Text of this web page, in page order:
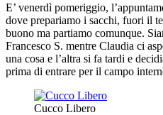
E’ venerdì pomeriggio,
dove prepariamo i sacchi, fuori il
buono ma partiamo comunque.
Francesco S. mentre Claudia ci
una cosa e l’altra si fa tardi e
prima di entrare per il campo
Cucco Libero